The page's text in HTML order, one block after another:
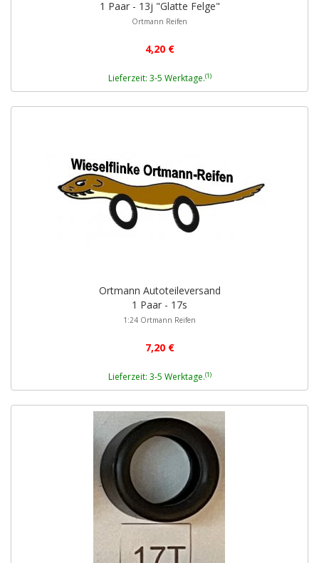
1 Paar - 13j "Glatte Felge"
Ortmann Reifen
4,20 €
Lieferzeit: 3-5 Werktage.(1)
Ortmann Autoteileversand
1 Paar - 17s
1:24 Ortmann Reifen
7,20 €
Lieferzeit: 3-5 Werktage.(1)